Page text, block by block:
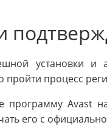
установки и
пройти процесс
программу Avast
его с